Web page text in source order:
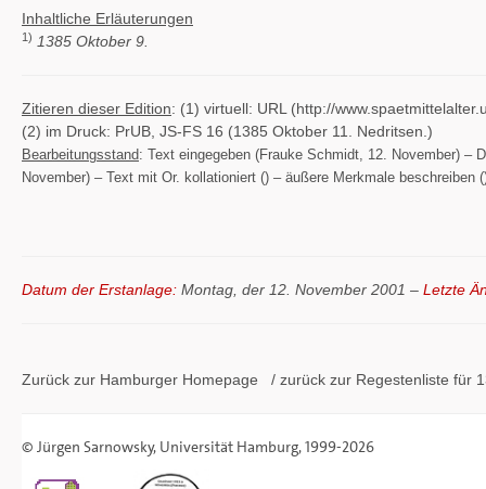
Inhaltliche Erläuterungen
1) 1385 Oktober 9.
Zitieren dieser Edition: (1) virtuell: URL (http://
(2) im Druck: PrUB, JS-FS 16 (1385 Oktober 11. Nedritsen.)
Bearbeitungsstand: Text eingegeben (Frauke Schmidt, 12. November) –
November) – Text mit Or. kollationiert () – äußere Merkmale beschreiben
Datum der Erstanlage: Montag, der 12. November 2001 – Letzte
Zurück zur Hamburger Homepage / zurück zur Regestenliste für
© Jürgen Sarnowsky, Universität Hamburg, 1999-2026